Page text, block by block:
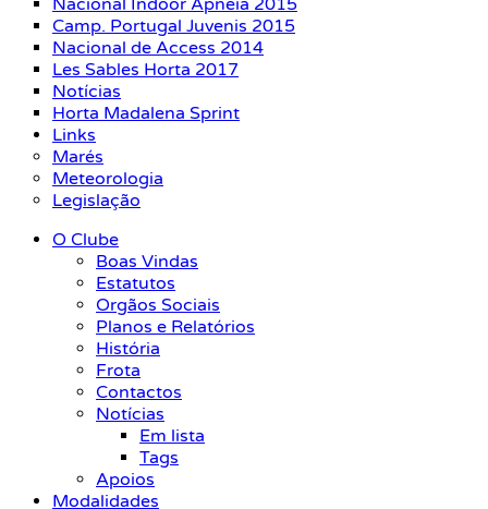
Nacional Indoor Apneia 2015
Camp. Portugal Juvenis 2015
Nacional de Access 2014
Les Sables Horta 2017
Notícias
Horta Madalena Sprint
Links
Marés
Meteorologia
Legislação
O Clube
Boas Vindas
Estatutos
Orgãos Sociais
Planos e Relatórios
História
Frota
Contactos
Notícias
Em lista
Tags
Apoios
Modalidades